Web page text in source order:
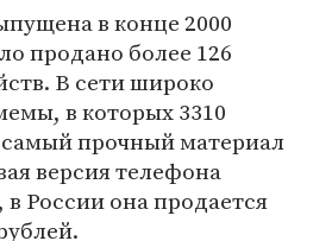
в конце 2000
продано более 126
В сети широко
в которых 3310
самый прочный материал
версия телефона
в России она продается